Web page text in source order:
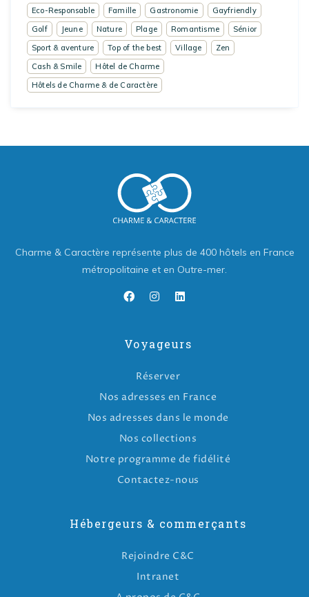
Eco-Responsable Famille Gastronomie
Gayfriendly
Golf
Jeune Nature Plage Romantisme
Sénior
Sport & aventure
Top of the best Village
Zen
Cash & Smile
Hôtel de Charme
Hôtels de Charme & de Caractère
Charme & Caractère représente plus de 400 hôtels en France
métropolitaine et en Outre-mer.
Voyageurs
Réserver
Nos adresses en France
Nos adresses dans le monde
Nos collections
Notre programme de fidélité
Contactez-nous
Hébergeurs & commerçants
Rejoindre C&C
Intranet